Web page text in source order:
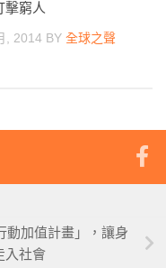
擊窮人
, 2014 BY 全球之聲
動加值計畫」，讓身
入社會